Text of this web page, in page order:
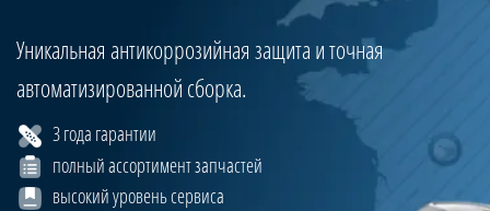
Уникальная антикоррозийная защита и точная
автоматизированной сборка.
3 года гарантии
полный ассортимент запчастей
высокий уровень сервиса